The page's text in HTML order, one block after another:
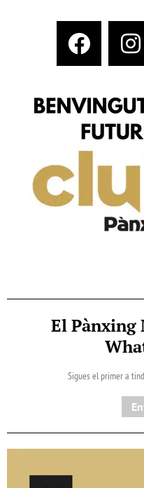
El Pànxing
Sigues el primer a